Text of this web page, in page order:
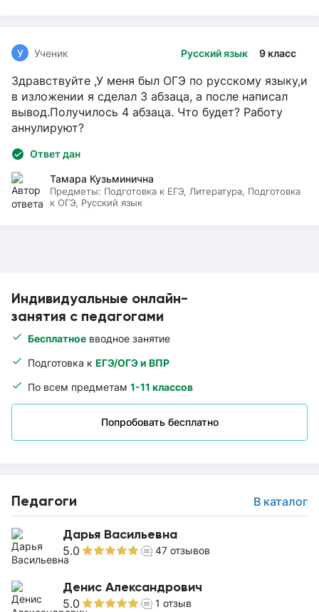
Индивидуальные онлайн-
занятия с педагогами
Бесплатное вводное занятие
Подготовка к ЕГЭ/ОГЭ и ВПР
По всем предметам 1-11 классов
Попробовать бесплатно
Педагоги В каталог
Дарья Васильевна
5.0 47 отзывов
Денис Александрович
5.0 1 отзыв
Русский язык 9 класс
У Ученик
Здравствуйте ,У меня был ОГЭ по русскому языку,и
в изложении я сделал 3 абзаца, а после написал
вывод.Получилось 4 абзаца. Что будет? Работу
аннулируют?
Ответ дан
Тамара Кузьминична
Предметы: Подготовка к ЕГЭ, Литература, Подготовка
к ОГЭ, Русский язык